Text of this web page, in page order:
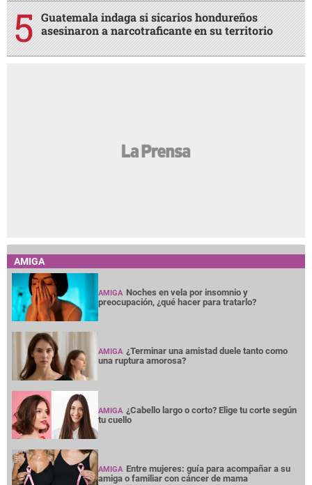
Guatemala indaga si sicarios hondureños
asesinaron a narcotraficante en su territorio
AMIGA
AMIGA Noches en vela por insomnio y
preocupación, ¿qué hacer para tratarlo?
AMIGA ¿Terminar una amistad duele tanto como
una ruptura amorosa?
AMIGA ¿Cabello largo o corto? Elige tu corte según
tu cuello
AMIGA Entre mujeres: guía para acompañar a su
amiga o familiar con cáncer de mama